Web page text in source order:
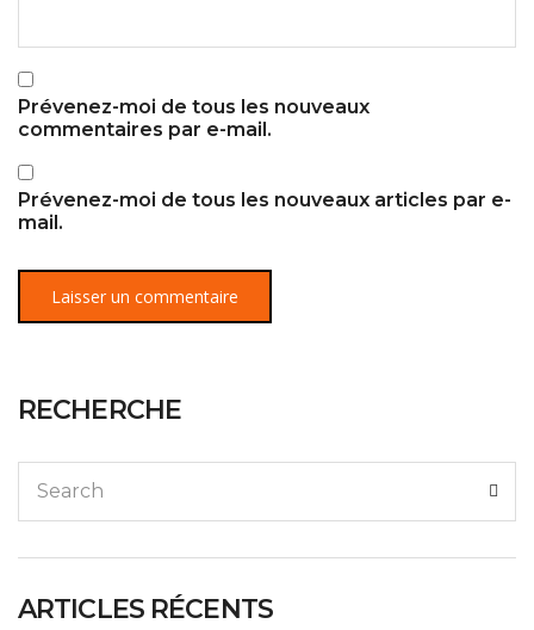
Prévenez-moi de tous les nouveaux
commentaires par e-mail.
Prévenez-moi de tous les nouveaux articles par e-
mail.
RECHERCHE
ARTICLES RÉCENTS